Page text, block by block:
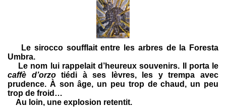
Le sirocco soufflait entre les arbres de la Foresta
Umbra.
Le nom lui rappelait d’heureux souvenirs. Il porta le
caffè d’orzotiédi à ses lèvres, les y trempa avec
prudence. À son âge, un peu trop de chaud, un peu
trop de froid…
Au loin, une explosion retentit.